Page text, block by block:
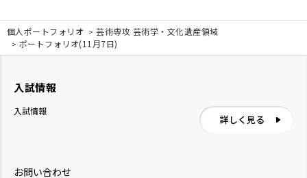
個人ポートフォリオ
芸術専攻 芸術学・文化遺産領域
ポートフォリオ(11月7日)
お問い合わせ
入試情報
入試情報
詳しく見る